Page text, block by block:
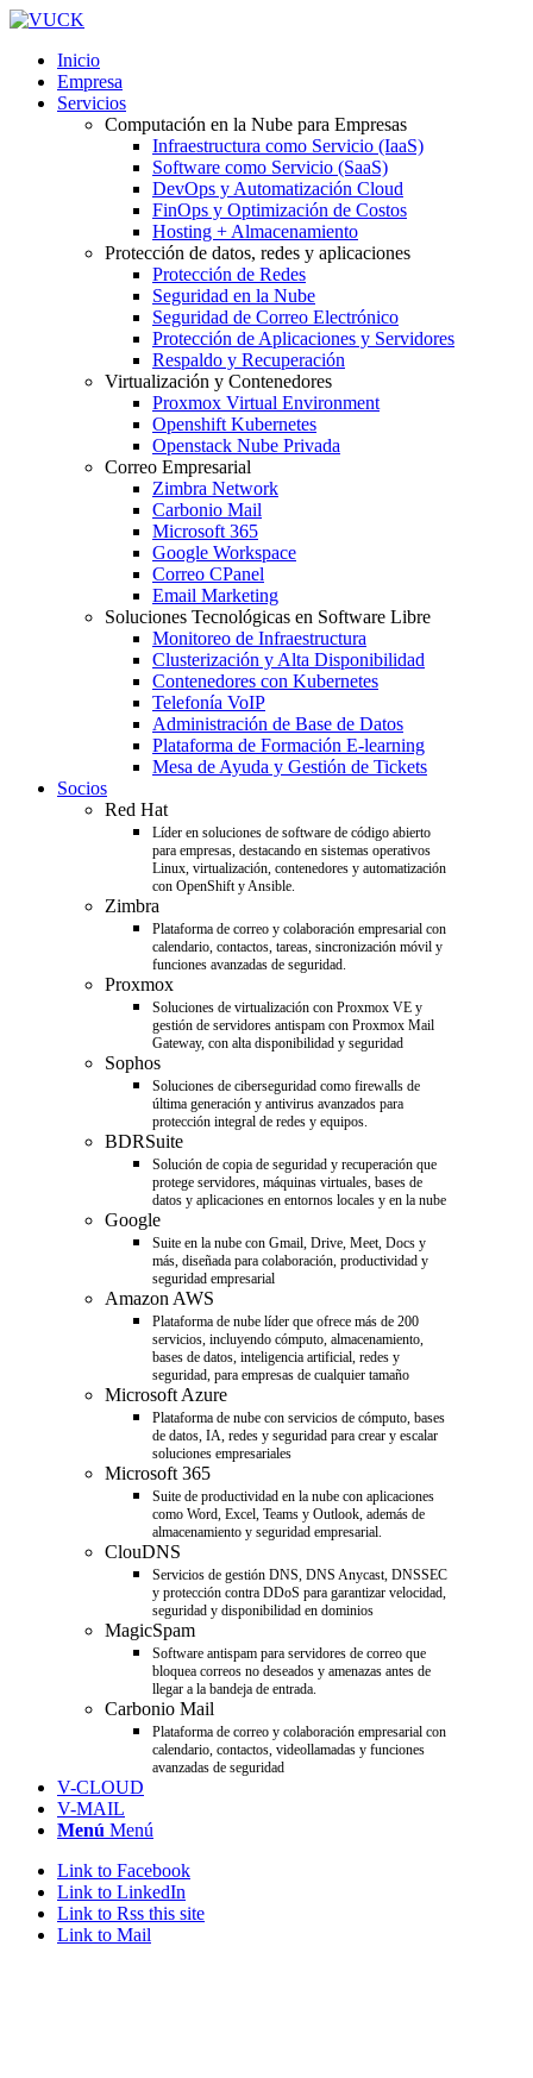
Inicio
Empresa
Servicios
Computación en la Nube para Empresas
Infraestructura como Servicio (IaaS)
Software como Servicio (SaaS)
DevOps y Automatización Cloud
FinOps y Optimización de Costos
Hosting + Almacenamiento
Protección de datos, redes y aplicaciones
Protección de Redes
Seguridad en la Nube
Seguridad de Correo Electrónico
Protección de Aplicaciones y Servidores
Respaldo y Recuperación
Virtualización y Contenedores
Proxmox Virtual Environment
Openshift Kubernetes
Openstack Nube Privada
Correo Empresarial
Zimbra Network
Carbonio Mail
Microsoft 365
Google Workspace
Correo CPanel
Email Marketing
Soluciones Tecnológicas en Software Libre
Monitoreo de Infraestructura
Clusterización y Alta Disponibilidad
Contenedores con Kubernetes
Telefonía VoIP
Administración de Base de Datos
Plataforma de Formación E-learning
Mesa de Ayuda y Gestión de Tickets
Socios
Red Hat
Líder en soluciones de software de código abierto
para empresas, destacando en sistemas operativos
Linux, virtualización, contenedores y automatización
con OpenShift y Ansible.
Zimbra
Plataforma de correo y colaboración empresarial con
calendario, contactos, tareas, sincronización móvil y
funciones avanzadas de seguridad.
Proxmox
Soluciones de virtualización con Proxmox VE y
gestión de servidores antispam con Proxmox Mail
Gateway, con alta disponibilidad y seguridad
Sophos
Soluciones de ciberseguridad como firewalls de
última generación y antivirus avanzados para
protección integral de redes y equipos.
BDRSuite
Solución de copia de seguridad y recuperación que
protege servidores, máquinas virtuales, bases de
datos y aplicaciones en entornos locales y en la nube
Google
Suite en la nube con Gmail, Drive, Meet, Docs y
más, diseñada para colaboración, productividad y
seguridad empresarial
Amazon AWS
Plataforma de nube líder que ofrece más de 200
servicios, incluyendo cómputo, almacenamiento,
bases de datos, inteligencia artificial, redes y
seguridad, para empresas de cualquier tamaño
Microsoft Azure
Plataforma de nube con servicios de cómputo, bases
de datos, IA, redes y seguridad para crear y escalar
soluciones empresariales
Microsoft 365
Suite de productividad en la nube con aplicaciones
como Word, Excel, Teams y Outlook, además de
almacenamiento y seguridad empresarial.
ClouDNS
Servicios de gestión DNS, DNS Anycast, DNSSEC
y protección contra DDoS para garantizar velocidad,
seguridad y disponibilidad en dominios
MagicSpam
Software antispam para servidores de correo que
bloquea correos no deseados y amenazas antes de
llegar a la bandeja de entrada.
Carbonio Mail
Plataforma de correo y colaboración empresarial con
calendario, contactos, videollamadas y funciones
avanzadas de seguridad
V-CLOUD
V-MAIL
Menú Menú
Link to Facebook
Link to LinkedIn
Link to Rss this site
Link to Mail